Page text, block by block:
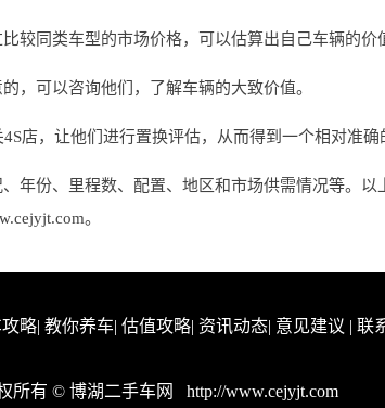
较同类车型的市场价格，可以估算出自己车辆的价
，可以咨询他们，了解车辆的大致价值。
店，让他们进行置换评估，从而得到一个相对准确
年份、里程数、配置、地区和市场供需情况等。
。
略| 教你养车| 估值攻略| 资讯动态| 意见建议 | 联
所有 © 博湖二手车网 http://www.cejyjt.com